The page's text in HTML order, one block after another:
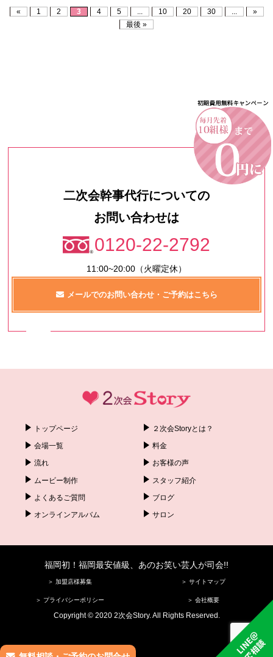
« 1 2 3 4 5 ... 10 20 30 ...
»
最後 »
二次会幹事代行についての
お問い合わせは
0120-22-2792
11:00~20:00（火曜定休）
メールでのお問い合わせ・ご予約はこちら
トップページ ２次会Storyとは？
会場一覧 料金
流れ お客様の声
ムービー制作 スタッフ紹介
よくあるご質問 ブログ
オンラインアルバム サロン
福岡初！福岡最安値級、あのお笑い芸人が司会!!
＞ 加盟店様募集 ＞ サイトマップ
＞ プライバシーポリシー ＞ 会社概要
Copyright © 2020 2次会Story. All Rights Reserved.